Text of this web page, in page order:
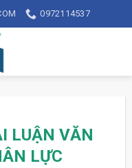
0972114537
LUẬN VĂN
LỰC